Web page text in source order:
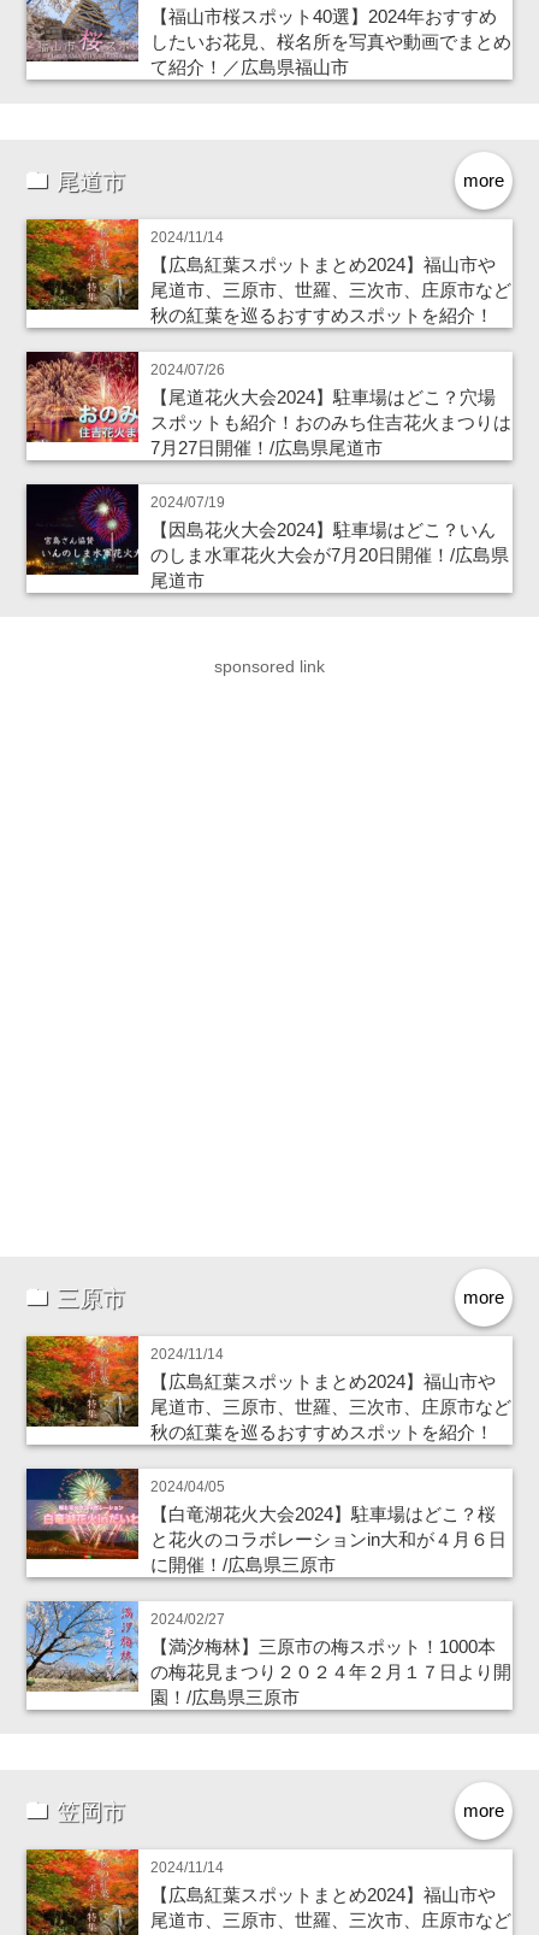
【福山市桜スポット40選】2024年おすすめ
したいお花見、桜名所を写真や動画でまとめ
て紹介！／広島県福山市
more
尾道市
2024/11/14
【広島紅葉スポットまとめ2024】福山市や
尾道市、三原市、世羅、三次市、庄原市など
秋の紅葉を巡るおすすめスポットを紹介！
2024/07/26
【尾道花火大会2024】駐車場はどこ？穴場
スポットも紹介！おのみち住吉花火まつりは
7月27日開催！/広島県尾道市
2024/07/19
【因島花火大会2024】駐車場はどこ？いん
のしま水軍花火大会が7月20日開催！/広島県
尾道市
sponsored link
more
三原市
2024/11/14
【広島紅葉スポットまとめ2024】福山市や
尾道市、三原市、世羅、三次市、庄原市など
秋の紅葉を巡るおすすめスポットを紹介！
2024/04/05
【白竜湖花火大会2024】駐車場はどこ？桜
と花火のコラボレーションin大和が４月６日
に開催！/広島県三原市
2024/02/27
【満汐梅林】三原市の梅スポット！1000本
の梅花見まつり２０２４年２月１７日より開
園！/広島県三原市
more
笠岡市
2024/11/14
【広島紅葉スポットまとめ2024】福山市や
尾道市、三原市、世羅、三次市、庄原市など